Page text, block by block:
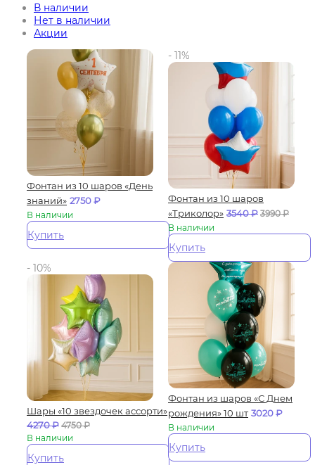
В наличии
Нет в наличии
Акции
Фонтан из 10 шаров «День
знаний» 2750₽
В наличии
Купить
- 11%
Фонтан из 10 шаров
«Триколор» 3540₽ 3990₽
В наличии
Купить
- 10%
Шары «10 звездочек ассорти»
4270₽ 4750₽
В наличии
Купить
Фонтан из шаров «С Днем
рождения» 10 шт 3020₽
В наличии
Купить